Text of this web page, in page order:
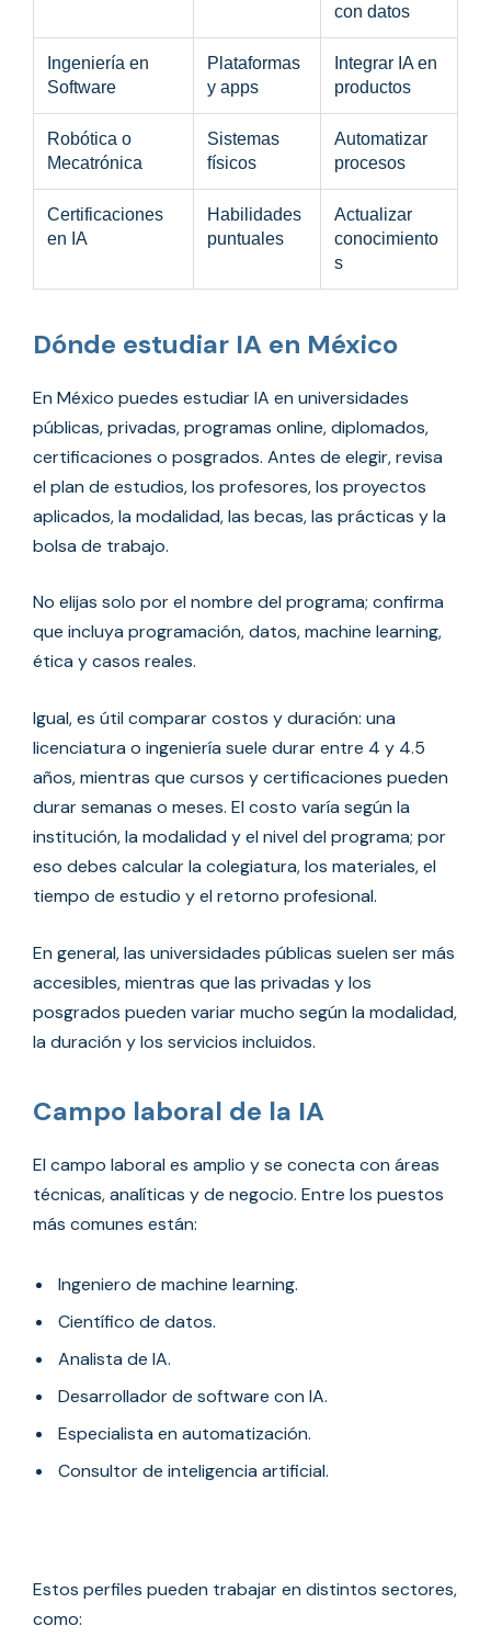
con datos
Ingeniería en
Software
Plataformas
y apps
Integrar IA en
productos
Robótica o
Mecatrónica
Sistemas
físicos
Automatizar
procesos
Certificaciones
en IA
Habilidades
puntuales
Actualizar
conocimiento
s
Dónde estudiar IA en México
En México puedes estudiar IA en universidades
públicas, privadas, programas online, diplomados,
certificaciones o posgrados. Antes de elegir, revisa
el plan de estudios, los profesores, los proyectos
aplicados, la modalidad, las becas, las prácticas y la
bolsa de trabajo.
No elijas solo por el nombre del programa; confirma
que incluya programación, datos, machine learning,
ética y casos reales.
Igual, es útil comparar costos y duración: una
licenciatura o ingeniería suele durar entre 4 y 4.5
años, mientras que cursos y certificaciones pueden
durar semanas o meses. El costo varía según la
institución, la modalidad y el nivel del programa; por
eso debes calcular la colegiatura, los materiales, el
tiempo de estudio y el retorno profesional.
En general, las universidades públicas suelen ser más
accesibles, mientras que las privadas y los
posgrados pueden variar mucho según la modalidad,
la duración y los servicios incluidos.
Campo laboral de la IA
El campo laboral es amplio y se conecta con áreas
técnicas, analíticas y de negocio. Entre los puestos
más comunes están:
Ingeniero de machine learning.
Científico de datos.
Analista de IA.
Desarrollador de software con IA.
Especialista en automatización.
Consultor de inteligencia artificial.
Estos perfiles pueden trabajar en distintos sectores,
como: